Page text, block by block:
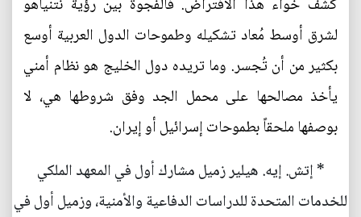
لشرق أوسط مُعاد تشكيله وطموحات الدول العربية أوسع
بكثير من أن تُجسر. وما تريده دول الخليج هو نظام أمني
يأخذ مصالحها على محمل الجد وفق شروطها هي، لا
بوصفها ملحقاً بطموحات إسرائيل أو إيران.
* إتش. إيه. هيلير زميل مشارك أول في المعهد الملكي
للخدمات المتحدة للدراسات الدفاعية والأمنية، وزميل أول في